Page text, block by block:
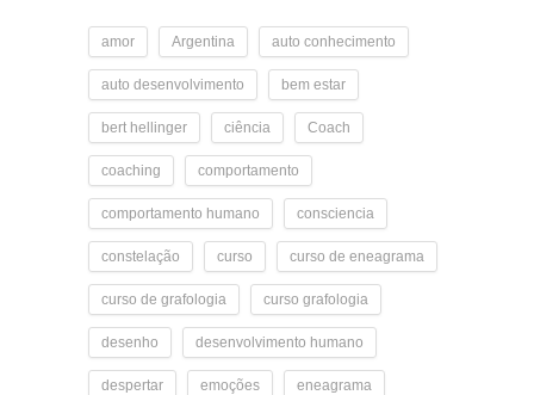
amor Argentina auto conhecimento
auto desenvolvimento bem estar
bert hellinger ciência Coach
coaching comportamento
comportamento humano consciencia
constelação curso curso de eneagrama
curso de grafologia curso grafologia
desenho desenvolvimento humano
despertar emoções eneagrama